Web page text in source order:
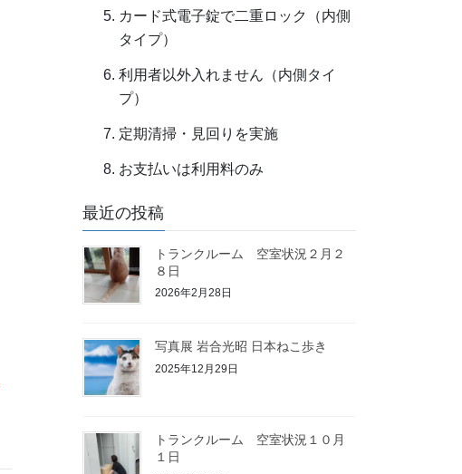
カード式電子錠で二重ロック（内側
タイプ）
利用者以外入れません（内側タイ
プ）
定期清掃・見回りを実施
お支払いは利用料のみ
最近の投稿
トランクルーム 空室状況２月２
８日
2026年2月28日
写真展 岩合光昭 日本ねこ歩き
2025年12月29日
トランクルーム 空室状況１０月
１日